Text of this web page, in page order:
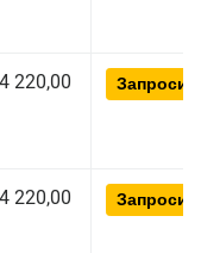
220,00
220,00